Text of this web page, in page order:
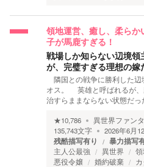
領地運営、癒し、柔らか
子が馬鹿すぎる！
戦場しか知らない辺境
が、完璧すぎる理想の嫁
隣国との戦争に勝利した辺
オス。 英雄と呼ばれるが、
治すらままならない状態だ
★10,786 異世界ファン
135,743文字 2026年6月
残酷描写有り 暴力描写
主人公最強 異世界
悪役令嬢
婚約破棄